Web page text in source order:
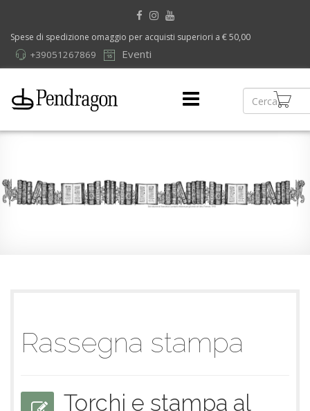
Spese di spedizione omaggio per acquisti superiori a € 50,00
Eventi
+39051267869
Rassegna stampa
Torchi e stampa al